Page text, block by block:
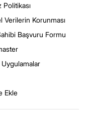
Politikası
Verilerin Korunması
Başvuru Formu
Ekle